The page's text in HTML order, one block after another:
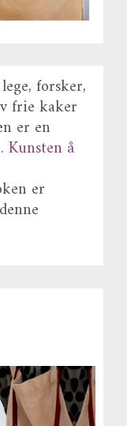
forsker,
frie kaker
er en
Kunsten å
er